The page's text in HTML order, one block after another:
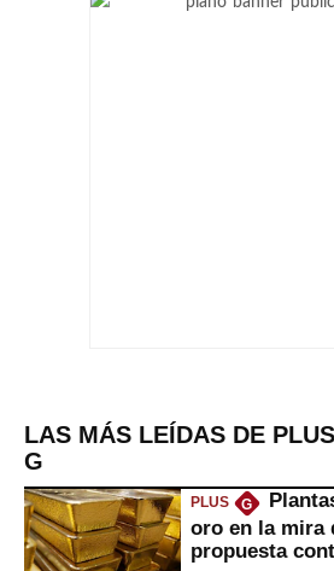
LAS MÁS LEÍDAS DE PLUS
G
PLUS G
oro en la mira
propuesta